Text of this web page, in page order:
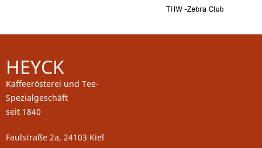
HEYCK
Kaffeerösterei und Tee-
Spezialgeschäft
seit 1840
Faulstraße 2a, 24103 Kiel